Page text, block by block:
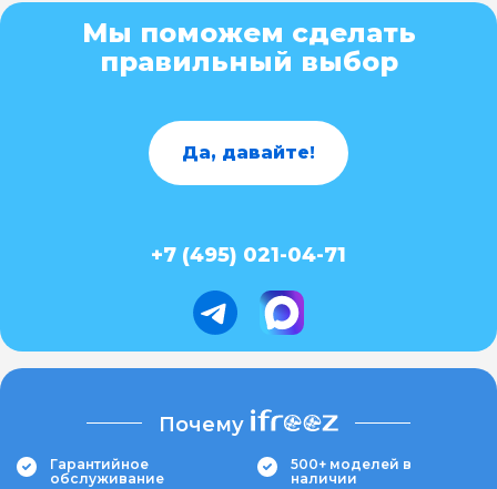
Мы поможем сделать
правильный выбор
Да, давайте!
+7 (495) 021-04-71
Почему
Гарантийное
обслуживание
500+ моделей в
наличии